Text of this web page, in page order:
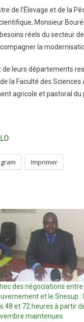
de l’Élevage et de la
Monsieur
réels du secteur
la
de leurs départements
la Faculté des
agricole et pastoral du
Imprimer
des négociations entre
et le Snesup :
48 et 72 heures à partir
maintenues